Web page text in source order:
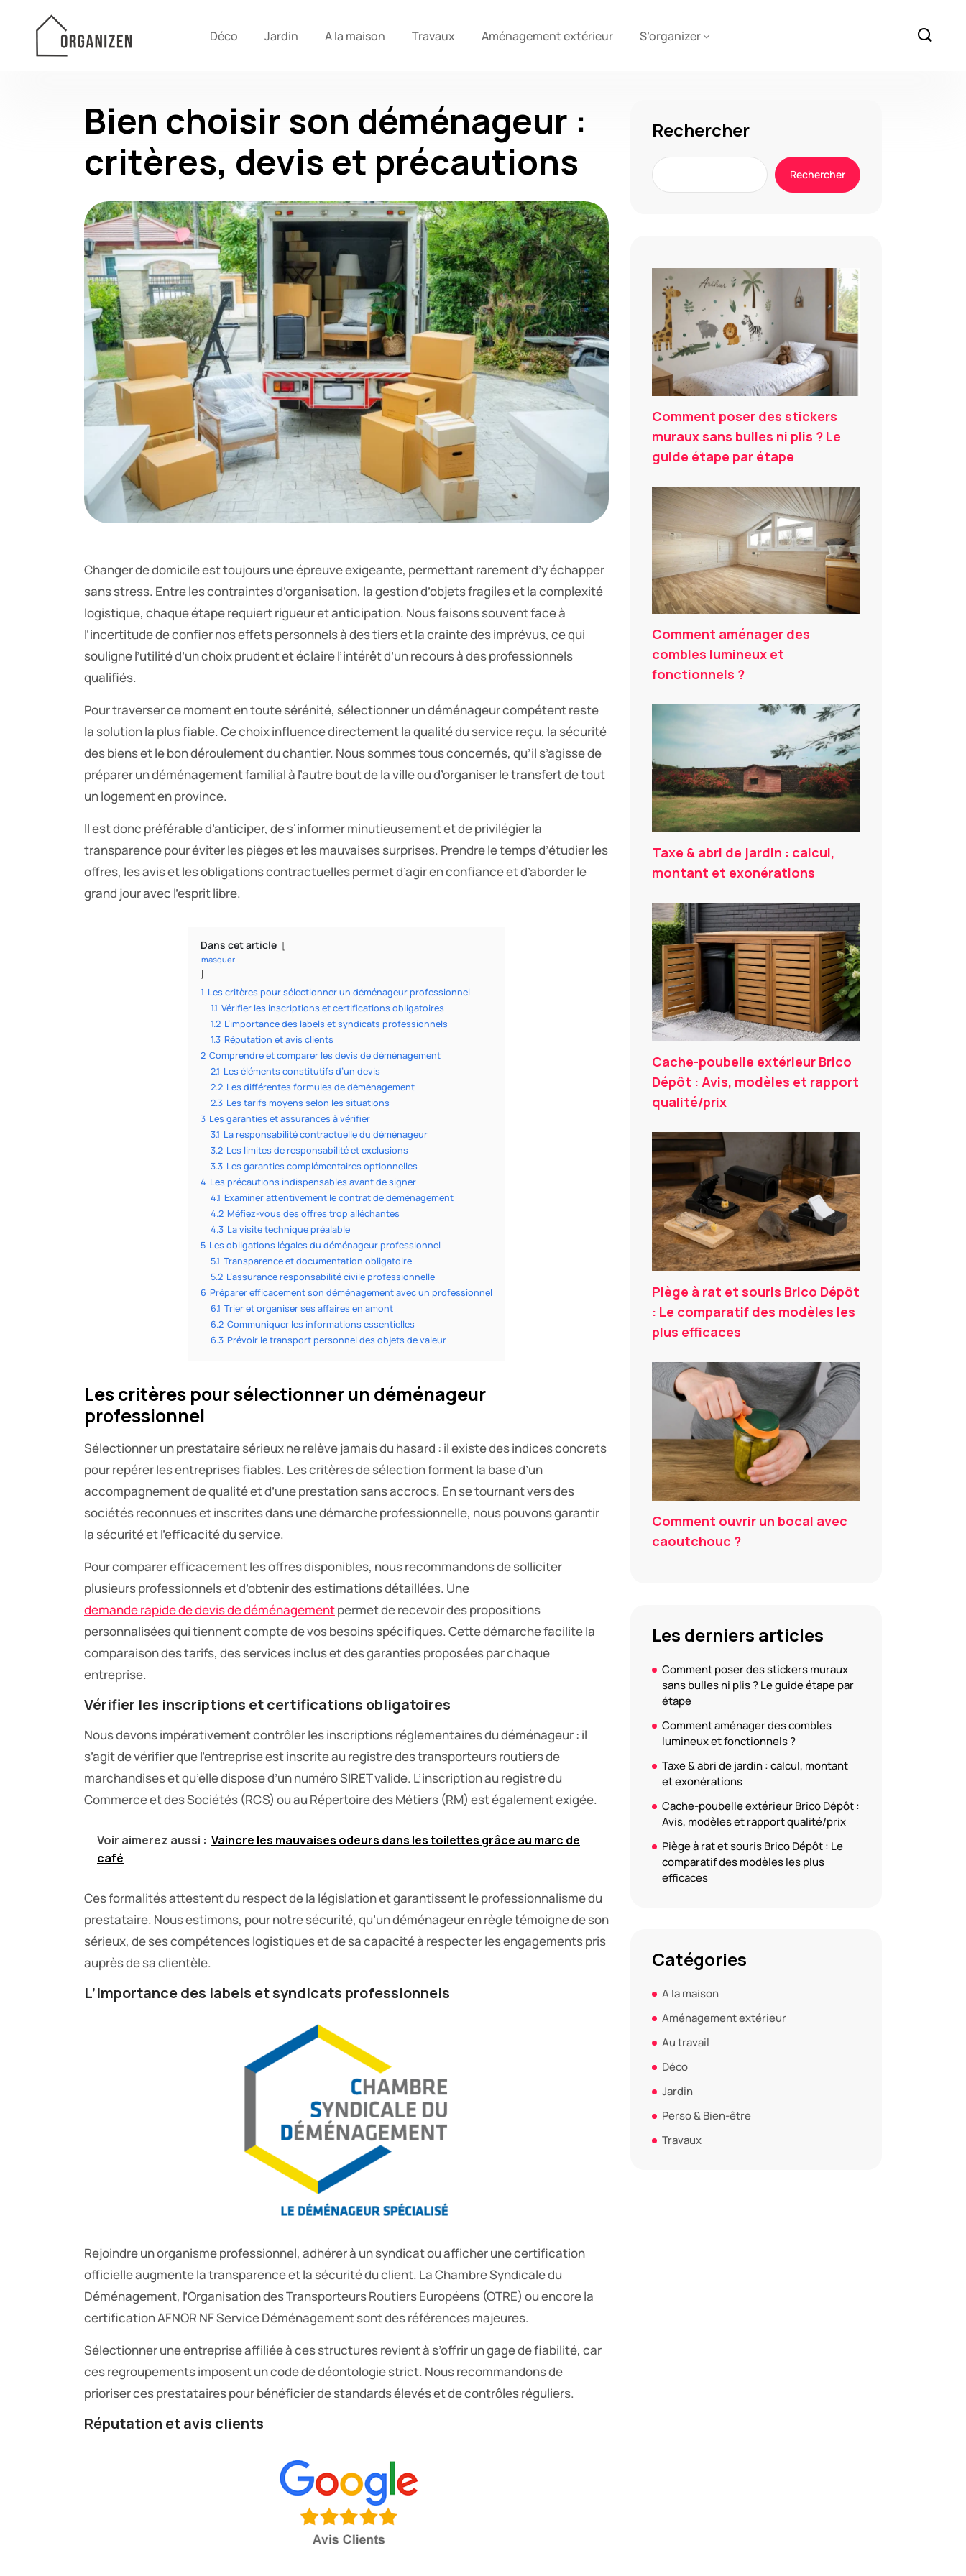
Déco Jardin A la maison Travaux Aménagement extérieur S’organizer
Bien choisir son déménageur :
critères, devis et précautions
Changer de domicile est toujours une épreuve exigeante, permettant rarement d’y échapper
sans stress. Entre les contraintes d’organisation, la gestion d’objets fragiles et la complexité
logistique, chaque étape requiert rigueur et anticipation. Nous faisons souvent face à
l’incertitude de confier nos effets personnels à des tiers et la crainte des imprévus, ce qui
souligne l’utilité d’un choix prudent et éclaire l’intérêt d’un recours à des professionnels
qualifiés.
Pour traverser ce moment en toute sérénité, sélectionner un déménageur compétent reste
la solution la plus fiable. Ce choix influence directement la qualité du service reçu, la sécurité
des biens et le bon déroulement du chantier. Nous sommes tous concernés, qu’il s’agisse de
préparer un déménagement familial à l’autre bout de la ville ou d’organiser le transfert de tout
un logement en province.
Il est donc préférable d’anticiper, de s’informer minutieusement et de privilégier la
transparence pour éviter les pièges et les mauvaises surprises. Prendre le temps d’étudier les
offres, les avis et les obligations contractuelles permet d’agir en confiance et d’aborder le
grand jour avec l’esprit libre.
Dans cet article
masquer
1 Les critères pour sélectionner un déménageur professionnel
1.1 Vérifier les inscriptions et certifications obligatoires
1.2 L’importance des labels et syndicats professionnels
1.3 Réputation et avis clients
2 Comprendre et comparer les devis de déménagement
2.1 Les éléments constitutifs d’un devis
2.2 Les différentes formules de déménagement
2.3 Les tarifs moyens selon les situations
3 Les garanties et assurances à vérifier
3.1 La responsabilité contractuelle du déménageur
3.2 Les limites de responsabilité et exclusions
3.3 Les garanties complémentaires optionnelles
4 Les précautions indispensables avant de signer
4.1 Examiner attentivement le contrat de déménagement
4.2 Méfiez-vous des offres trop alléchantes
4.3 La visite technique préalable
5 Les obligations légales du déménageur professionnel
5.1 Transparence et documentation obligatoire
5.2 L’assurance responsabilité civile professionnelle
6 Préparer efficacement son déménagement avec un professionnel
6.1 Trier et organiser ses affaires en amont
6.2 Communiquer les informations essentielles
6.3 Prévoir le transport personnel des objets de valeur
Les critères pour sélectionner un déménageur
professionnel
Sélectionner un prestataire sérieux ne relève jamais du hasard : il existe des indices concrets
pour repérer les entreprises fiables. Les critères de sélection forment la base d’un
accompagnement de qualité et d’une prestation sans accrocs. En se tournant vers des
sociétés reconnues et inscrites dans une démarche professionnelle, nous pouvons garantir
la sécurité et l’efficacité du service.
Pour comparer efficacement les offres disponibles, nous recommandons de solliciter
plusieurs professionnels et d’obtenir des estimations détaillées. Une
demande rapide de devis de déménagementpermet de recevoir des propositions
personnalisées qui tiennent compte de vos besoins spécifiques. Cette démarche facilite la
comparaison des tarifs, des services inclus et des garanties proposées par chaque
entreprise.
Vérifier les inscriptions et certifications obligatoires
Nous devons impérativement contrôler les inscriptions réglementaires du déménageur : il
s’agit de vérifier que l’entreprise est inscrite au registre des transporteurs routiers de
marchandises et qu’elle dispose d’un numéro SIRET valide. L’inscription au registre du
Commerce et des Sociétés (RCS) ou au Répertoire des Métiers (RM) est également exigée.
Voir aimerez aussi : Vaincre les mauvaises odeurs dans les toilettes grâce au marc de
café
Ces formalités attestent du respect de la législation et garantissent le professionnalisme du
prestataire. Nous estimons, pour notre sécurité, qu’un déménageur en règle témoigne de son
sérieux, de ses compétences logistiques et de sa capacité à respecter les engagements pris
auprès de sa clientèle.
L’importance des labels et syndicats professionnels
Rejoindre un organisme professionnel, adhérer à un syndicat ou afficher une certification
officielle augmente la transparence et la sécurité du client. La Chambre Syndicale du
Déménagement, l’Organisation des Transporteurs Routiers Européens (OTRE) ou encore la
certification AFNOR NF Service Déménagement sont des références majeures.
Sélectionner une entreprise affiliée à ces structures revient à s’offrir un gage de fiabilité, car
ces regroupements imposent un code de déontologie strict. Nous recommandons de
prioriser ces prestataires pour bénéficier de standards élevés et de contrôles réguliers.
Réputation et avis clients
Rechercher
Rechercher
Comment poser des stickers
muraux sans bulles ni plis ? Le
guide étape par étape
Comment aménager des
combles lumineux et
fonctionnels ?
Taxe & abri de jardin : calcul,
montant et exonérations
Cache-poubelle extérieur Brico
Dépôt : Avis, modèles et rapport
qualité/prix
Piège à rat et souris Brico Dépôt
: Le comparatif des modèles les
plus efficaces
Comment ouvrir un bocal avec
caoutchouc ?
Les derniers articles
Comment poser des stickers muraux
sans bulles ni plis ? Le guide étape par
étape
Comment aménager des combles
lumineux et fonctionnels ?
Taxe & abri de jardin : calcul, montant
et exonérations
Cache-poubelle extérieur Brico Dépôt :
Avis, modèles et rapport qualité/prix
Piège à rat et souris Brico Dépôt : Le
comparatif des modèles les plus
efficaces
Catégories
A la maison
Aménagement extérieur
Au travail
Déco
Jardin
Perso & Bien-être
Travaux